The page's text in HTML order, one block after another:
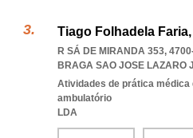
Tiago Folhadela
R SÁ DE MIRANDA 353,
BRAGA SAO JOSE LAZARO
Atividades de prática médica
ambulatório
LDA